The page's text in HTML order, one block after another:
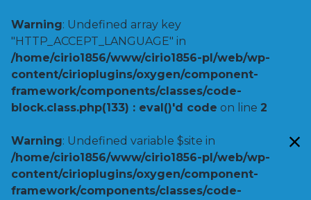
Warning: Undefined array key
"HTTP_ACCEPT_LANGUAGE" in
/home/cirio1856/www/cirio1856-pl/web/wp-
content/cirioplugins/oxygen/component-
framework/components/classes/code-
block.class.php(133) : eval()'d code on line 2
Warning: Undefined variable $site in
/home/cirio1856/www/cirio1856-pl/web/wp-
content/cirioplugins/oxygen/component-
framework/components/classes/code-